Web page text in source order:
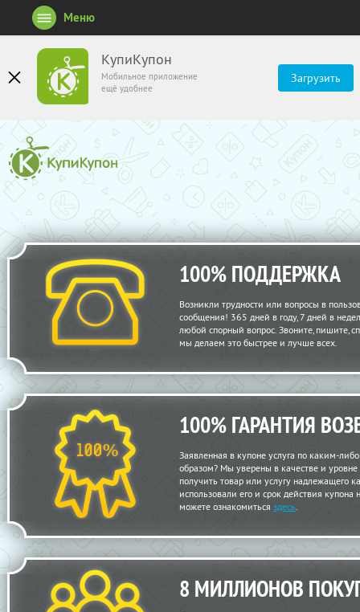
КупиКупон
Мобильное приложение
ещё удобнее
Загрузить
Меню
100% ПОДДЕРЖКА
Возникли трудности или вопросы в
сообщения! 365 дней в году, 7 дней в
любой спорный вопрос. Звоните, пишите,
мы делаем это быстрее и лучше всех.
100% ГАРАНТИЯ
Заявленная в купоне услуга по каким-
образом? Мы уверены в качестве и
получить товар или услугу надлежащего
использовали его и срок действия
можете ознакомиться здесь.
8 МИЛЛИОНОВ